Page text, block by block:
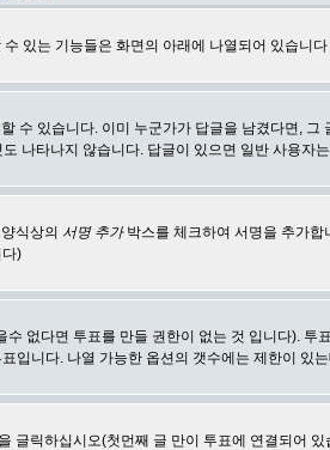
있는 기능들은 화면의 아래에 나열되어 있습니다
수 있습니다. 이미 누군가가 답글을 남겼다면,
나타나지 않습니다. 답글이 있으면 일반 사용자
식상의 서명 추가박스를 체크하여 서명을 추가합
)
없다면 투표를 만들 권한이 없는 것 입니다).
입니다. 나열 가능한 옵션의 갯수에는 제한이 있
릭하십시오(첫먼째 글 만이 투표에 연결되어